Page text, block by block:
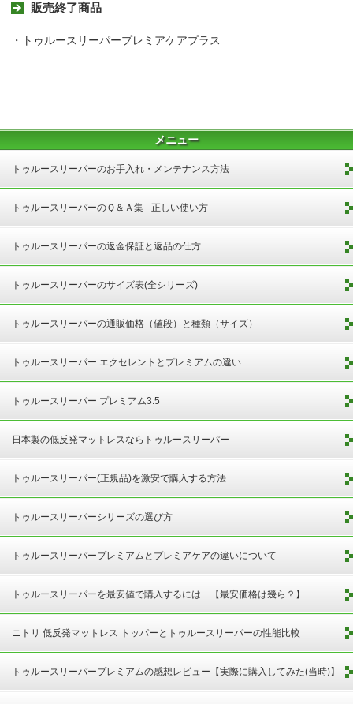
販売終了商品
・トゥルースリーパープレミアケアプラス
メニュー
トゥルースリーパーのお手入れ・メンテナンス方法
トゥルースリーパーのＱ＆Ａ集 - 正しい使い方
トゥルースリーパーの返金保証と返品の仕方
トゥルースリーパーのサイズ表(全シリーズ)
トゥルースリーパーの通販価格（値段）と種類（サイズ）
トゥルースリーパー エクセレントとプレミアムの違い
トゥルースリーパー プレミアム3.5
日本製の低反発マットレスならトゥルースリーパー
トゥルースリーパー(正規品)を激安で購入する方法
トゥルースリーパーシリーズの選び方
トゥルースリーパープレミアムとプレミアケアの違いについて
トゥルースリーパーを最安値で購入するには 【最安価格は幾ら？】
ニトリ 低反発マットレス トッパーとトゥルースリーパーの性能比較
トゥルースリーパープレミアムの感想レビュー【実際に購入してみた(当時)】